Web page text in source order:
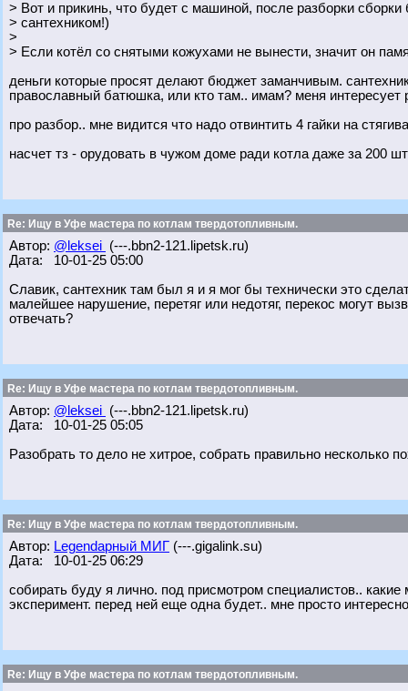
> Вот и прикинь, что будет с машиной, после разборки
> сантехником!)
>
> Если котёл со снятыми кожухами не вынести, значит он
деньги которые просят делают бюджет заманчивым.
православный батюшка, или кто там.. имам? меня интересует
про разбор.. мне видится что надо отвинтить 4 гайки на
насчет тз - орудовать в чужом доме ради котла даже за 200
Re: Ищу в Уфе мастера по котлам твердотопливным.
Автор: @leksei (---.bbn2-121.lipetsk.ru)
Дата: 10-01-25 05:00
Славик, сантехник там был я и я мог бы технически это
малейшее нарушение, перетяг или недотяг, перекос могут
отвечать?
Re: Ищу в Уфе мастера по котлам твердотопливным.
Автор: @leksei (---.bbn2-121.lipetsk.ru)
Дата: 10-01-25 05:05
Разобрать то дело не хитрое, собрать правильно несколько
Re: Ищу в Уфе мастера по котлам твердотопливным.
Автор: Legendарный МИГ (---.gigalink.su)
Дата: 10-01-25 06:29
собирать буду я лично. под присмотром специалистов.. какие
эксперимент. перед ней еще одна будет.. мне просто
Re: Ищу в Уфе мастера по котлам твердотопливным.